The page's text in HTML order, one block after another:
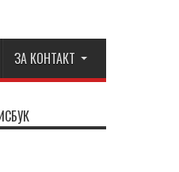
ЗА КОНТАКТ